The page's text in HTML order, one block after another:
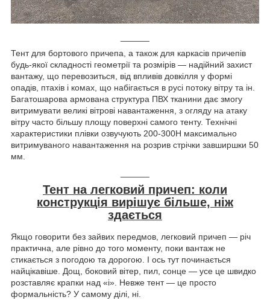
Тент для бортового причепа, а також для каркасів причепів
будь-якої складності геометрії та розмірів — надійний захист
вантажу, що перевозиться, від впливів довкілля у формі
опадів, птахів і комах, що набігається в русі потоку вітру та ін.
Багатошарова армована структура ПВХ тканини дає змогу
витримувати великі вітрові навантаження, з огляду на атаку
вітру часто більшу площу поверхні самого тенту. Технічні
характеристики плівки озвучують 200-300Н максимально
витримуваного навантаження на розрив стрічки завширшки 50
мм.
Тент на легковий причеп: коли
конструкція вирішує більше, ніж
здається
Якщо говорити без зайвих передмов, легковий причеп — річ
практична, але рівно до того моменту, поки вантаж не
стикається з погодою та дорогою. І ось тут починається
найцікавіше. Дощ, боковий вітер, пил, сонце — усе це швидко
розставляє крапки над «і». Невже тент — це просто
формальність? У самому ділі, ні.